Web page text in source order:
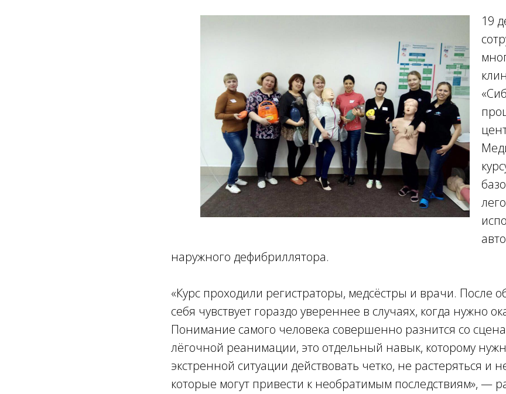
19
наружного дефибриллятора.
«Курс проходили регистраторы, медсёстры и врачи. После
себя чувствует гораздо увереннее в случаях, когда нужно
Понимание самого человека совершенно разнится со
лёгочной реанимации, это отдельный навык, которому
экстренной ситуации действовать четко, не растеряться и
которые могут привести к необратимым последствиям», —